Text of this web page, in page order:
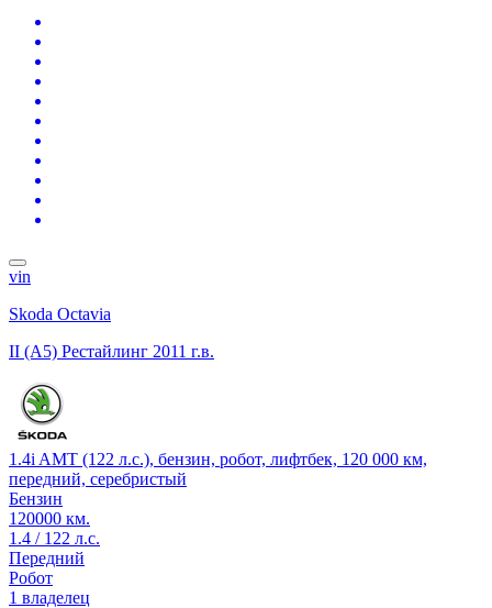
vin
Skoda Octavia
II (A5) Рестайлинг 2011 г.в.
1.4i AMT (122 л.с.), бензин, робот, лифтбек, 120 000 км,
передний, серебристый
Бензин
120000 км.
1.4 / 122 л.с.
Передний
Робот
1 владелец